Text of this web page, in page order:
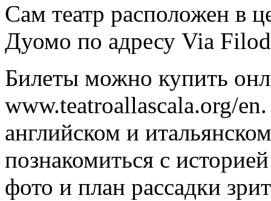
Сам театр расположен в
Дуомо по адресу Via
Билеты можно купить
www.teatroallascala.org/
английском и
познакомиться с
фото и план рассадки